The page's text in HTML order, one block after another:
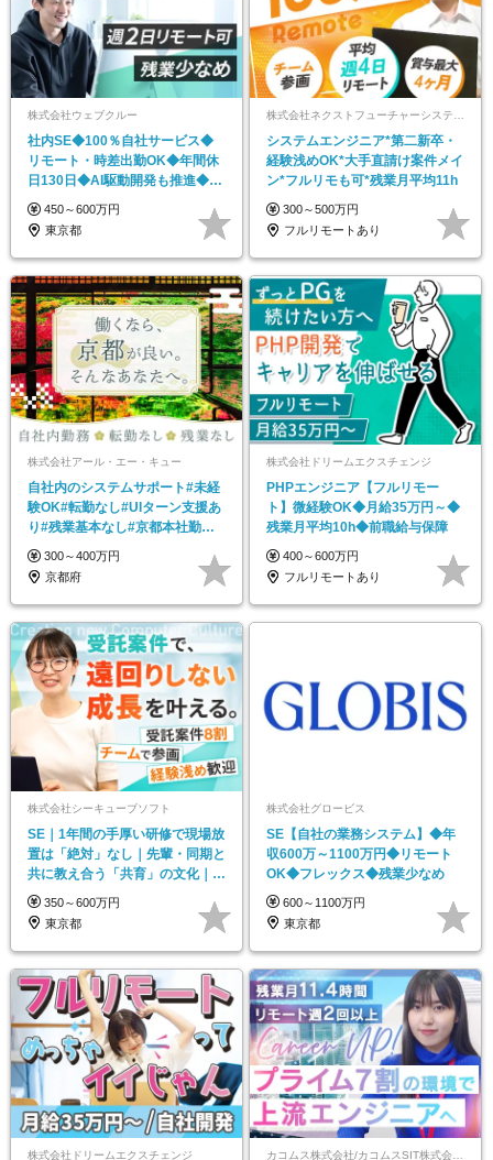
株式会社ウェブクルー
社内SE◆100％自社サービス◆
リモート・時差出勤OK◆年間休
日130日◆AI駆動開発も推進◆服
装自由
450～600万円
東京都
株式会社ネクストフューチャーシステムズ
システムエンジニア*第二新卒・
経験浅めOK*大手直請け案件メイ
ン*フルリモも可*残業月平均11h
300～500万円
フルリモートあり
株式会社アール・エー・キュー
自社内のシステムサポート#未経
験OK#転勤なし#UIターン支援あ
り#残業基本なし#京都本社勤務
#AIも活用中
300～400万円
京都府
株式会社ドリームエクスチェンジ
PHPエンジニア【フルリモー
ト】微経験OK◆月給35万円～◆
残業月平均10h◆前職給与保障
400～600万円
フルリモートあり
株式会社シーキューブソフト
SE｜1年間の手厚い研修で現場放
置は「絶対」なし｜先輩・同期と
共に教え合う「共育」の文化｜年
休実質136日
350～600万円
東京都
株式会社グロービス
SE【自社の業務システム】◆年
収600万～1100万円◆リモート
OK◆フレックス◆残業少なめ
600～1100万円
東京都
株式会社ドリームエクスチェンジ カコムス株式会社/カコムスSIT株式会社/株式会社デジタルグロー【合同募集】